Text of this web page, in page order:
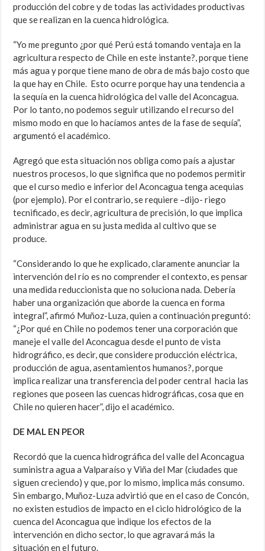
producción del cobre y de todas las actividades productivas
que se realizan en la cuenca hidrológica.
“Yo me pregunto ¿por qué Perú está tomando ventaja en la
agricultura respecto de Chile en este instante?, porque tiene
más agua y porque tiene mano de obra de más bajo costo que
la que hay en Chile. Esto ocurre porque hay una tendencia a
la sequía en la cuenca hidrológica del valle del Aconcagua.
Por lo tanto, no podemos seguir utilizando el recurso del
mismo modo en que lo hacíamos antes de la fase de sequía”,
argumentó el académico.
Agregó que esta situación nos obliga como país a ajustar
nuestros procesos, lo que significa que no podemos permitir
que el curso medio e inferior del Aconcagua tenga acequias
(por ejemplo). Por el contrario, se requiere –dijo- riego
tecnificado, es decir, agricultura de precisión, lo que implica
administrar agua en su justa medida al cultivo que se
produce.
“Considerando lo que he explicado, claramente anunciar la
intervención del río es no comprender el contexto, es pensar
una medida reduccionista que no soluciona nada. Debería
haber una organización que aborde la cuenca en forma
integral”, afirmó Muñoz-Luza, quien a continuación preguntó:
“¿Por qué en Chile no podemos tener una corporación que
maneje el valle del Aconcagua desde el punto de vista
hidrográfico, es decir, que considere producción eléctrica,
producción de agua, asentamientos humanos?, porque
implica realizar una transferencia del poder central hacia las
regiones que poseen las cuencas hidrográficas, cosa que en
Chile no quieren hacer”, dijo el académico.
DE MAL EN PEOR
Recordó que la cuenca hidrográfica del valle del Aconcagua
suministra agua a Valparaíso y Viña del Mar(ciudades que
siguen creciendo) y que, por lo mismo, implica más consumo.
Sin embargo, Muñoz-Luza advirtió que en el caso de Concón,
no existen estudios de impacto en el ciclo hidrológico de la
cuenca del Aconcagua que indique los efectos de la
intervención en dicho sector, lo que agravará más la
situación en el futuro.